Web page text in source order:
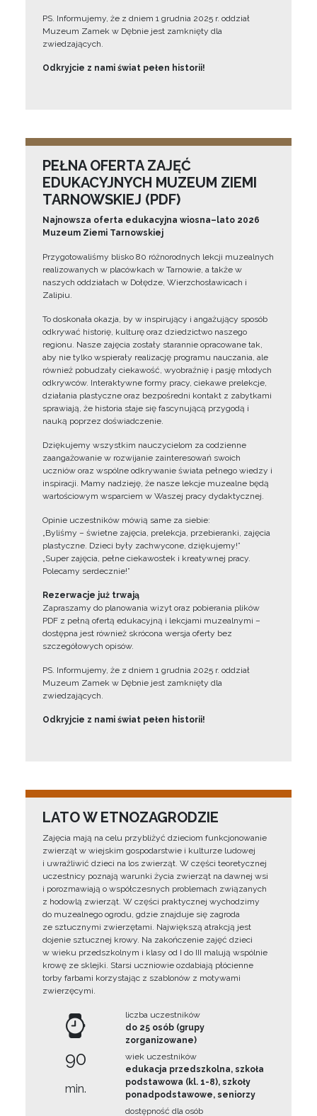
PS. Informujemy, że z dniem 1 grudnia 2025 r. oddział
Muzeum Zamek w Dębnie jest zamknięty dla
zwiedzających.
Odkryjcie z nami świat pełen historii!
PEŁNA OFERTA ZAJĘĆ
EDUKACYJNYCH MUZEUM ZIEMI
TARNOWSKIEJ (PDF)
Najnowsza oferta edukacyjna wiosna–lato 2026
Muzeum Ziemi Tarnowskiej
Przygotowaliśmy blisko 80 różnorodnych lekcji muzealnych
realizowanych w placówkach w Tarnowie, a także w
naszych oddziałach w Dołędze, Wierzchosławicach i
Zalipiu.
To doskonała okazja, by w inspirujący i angażujący sposób
odkrywać historię, kulturę oraz dziedzictwo naszego
regionu. Nasze zajęcia zostały starannie opracowane tak,
aby nie tylko wspierały realizację programu nauczania, ale
również pobudzały ciekawość, wyobraźnię i pasję młodych
odkrywców. Interaktywne formy pracy, ciekawe prelekcje,
działania plastyczne oraz bezpośredni kontakt z zabytkami
sprawiają, że historia staje się fascynującą przygodą i
nauką poprzez doświadczenie.
Dziękujemy wszystkim nauczycielom za codzienne
zaangażowanie w rozwijanie zainteresowań swoich
uczniów oraz wspólne odkrywanie świata pełnego wiedzy i
inspiracji. Mamy nadzieję, że nasze lekcje muzealne będą
wartościowym wsparciem w Waszej pracy dydaktycznej.
Opinie uczestników mówią same za siebie:
„Byliśmy – świetne zajęcia, prelekcja, przebieranki, zajęcia
plastyczne. Dzieci były zachwycone, dziękujemy!”
„Super zajęcia, pełne ciekawostek i kreatywnej pracy.
Polecamy serdecznie!”
Rezerwacje już trwają
Zapraszamy do planowania wizyt oraz pobierania plików
PDF z pełną ofertą edukacyjną i lekcjami muzealnymi –
dostępna jest również skrócona wersja oferty bez
szczegółowych opisów.
PS. Informujemy, że z dniem 1 grudnia 2025 r. oddział
Muzeum Zamek w Dębnie jest zamknięty dla
zwiedzających.
Odkryjcie z nami świat pełen historii!
LATO W ETNOZAGRODZIE
Zajęcia mają na celu przybliżyć dzieciom funkcjonowanie
zwierząt w wiejskim gospodarstwie i kulturze ludowej
i uwrażliwić dzieci na los zwierząt. W części teoretycznej
uczestnicy poznają warunki życia zwierząt na dawnej wsi
i porozmawiają o współczesnych problemach związanych
z hodowlą zwierząt. W części praktycznej wychodzimy
do muzealnego ogrodu, gdzie znajduje się zagroda
ze sztucznymi zwierzętami. Największą atrakcją jest
dojenie sztucznej krowy. Na zakończenie zajęć dzieci
w wieku przedszkolnym i klasy od I do III malują wspólnie
krowę ze sklejki. Starsi uczniowie ozdabiają płócienne
torby farbami korzystając z szablonów z motywami
zwierzęcymi.
90
min.
liczba uczestników
do 25 osób (grupy
zorganizowane)
wiek uczestników
edukacja przedszkolna, szkoła
podstawowa (kl. 1-8), szkoły
ponadpodstawowe, seniorzy
dostępność dla osób